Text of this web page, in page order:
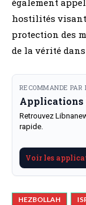
également
hostilités
protection des
de la vérité
RECOMMANDE PAR
Applications
Retrouvez
rapide.
Voir les
HEZBOLLAH